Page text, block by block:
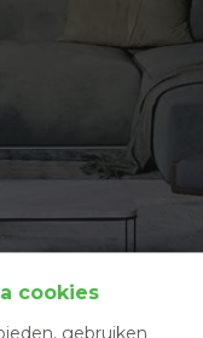
cookies